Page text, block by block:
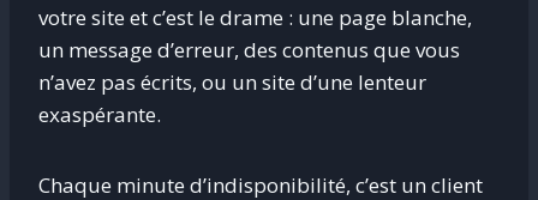
votre site et c’est le drame : une page blanche,
un message d’erreur, des contenus que vous
n’avez pas écrits, ou un site d’une lenteur
exaspérante.
Chaque minute d’indisponibilité, c’est un client